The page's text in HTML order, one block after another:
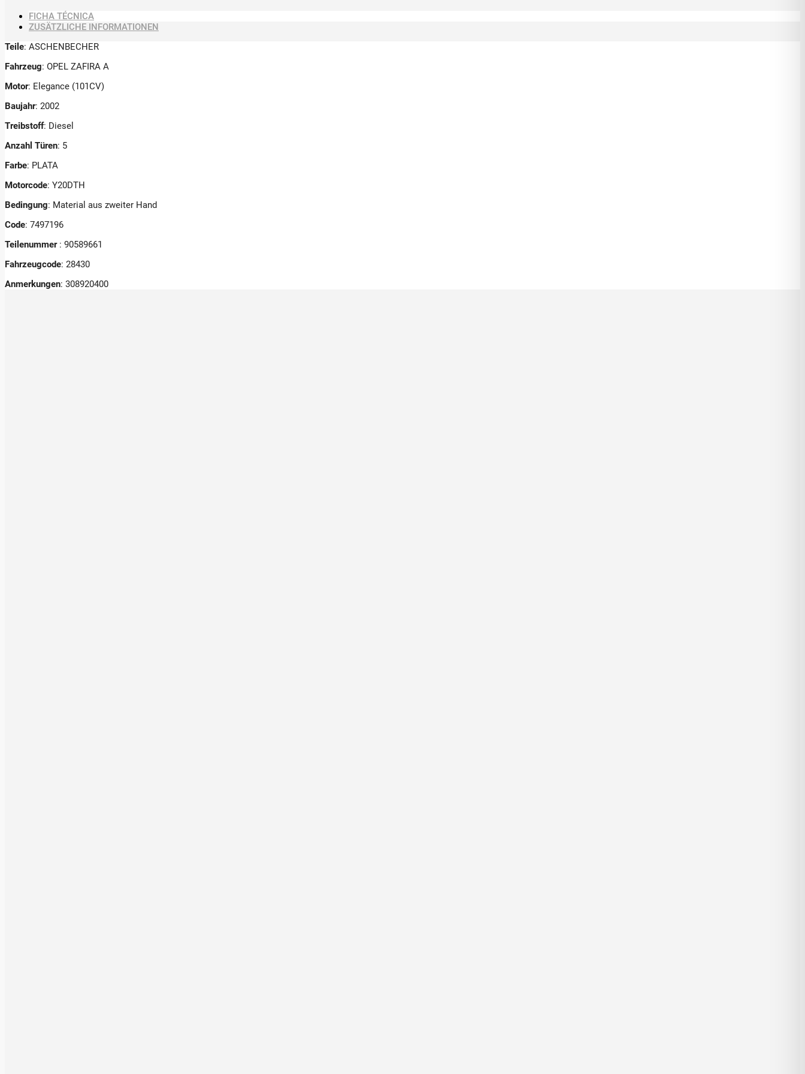
FICHA TÉCNICA
ZUSÄTZLICHE INFORMATIONEN
Teile: ASCHENBECHER
Fahrzeug: OPEL ZAFIRA A
Motor: Elegance (101CV)
Baujahr: 2002
Treibstoff: Diesel
Anzahl Türen: 5
Farbe: PLATA
Motorcode: Y20DTH
Bedingung: Material aus zweiter Hand
Code: 7497196
Teilenummer : 90589661
Fahrzeugcode: 28430
Anmerkungen: 308920400